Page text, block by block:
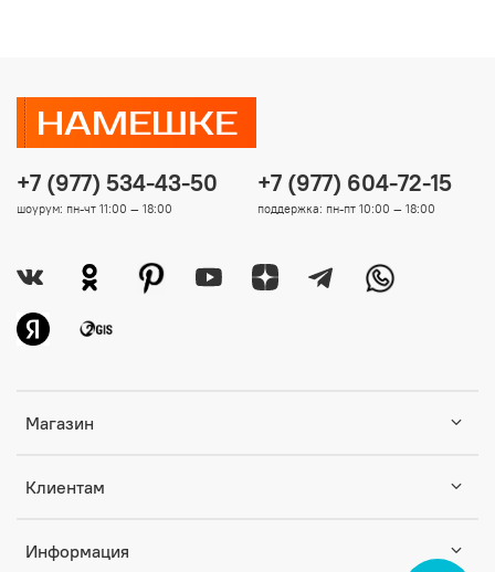
Магазин
Клиентам
Информация
+7 (977) 534-43-50
шоурум: пн-чт 11:00 — 18:00
+7 (977) 604-72-15
поддержка: пн-пт 10:00 — 18:00